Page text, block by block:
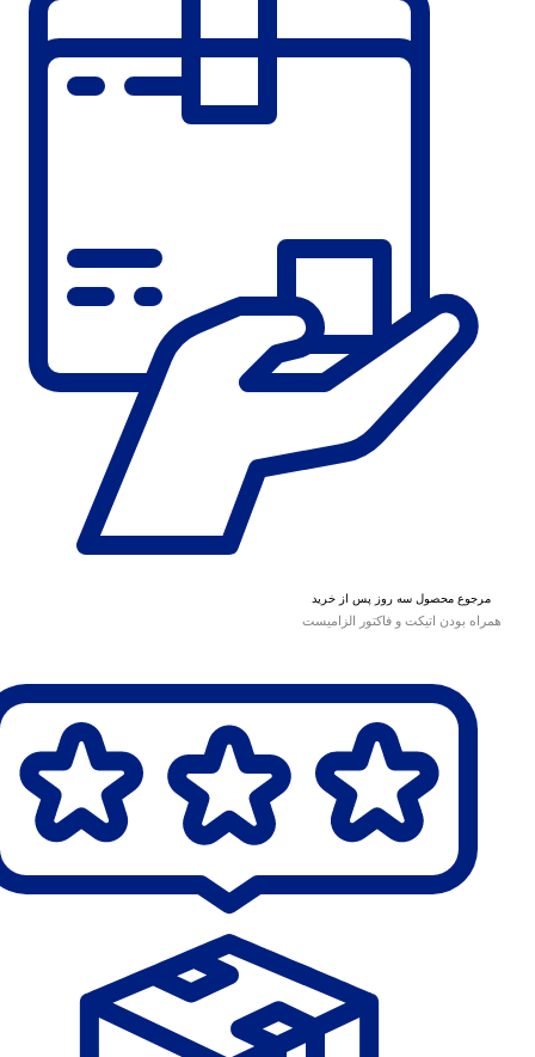
مرجوع محصول سه روز پس از خرید
همراه بودن اتیکت و فاکتور الزامیست